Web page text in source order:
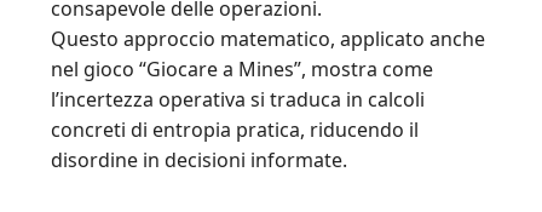
consapevole delle operazioni.
Questo approccio matematico, applicato anche
nel gioco “Giocare a Mines”, mostra come
l’incertezza operativa si traduca in calcoli
concreti di entropia pratica, riducendo il
disordine in decisioni informate.